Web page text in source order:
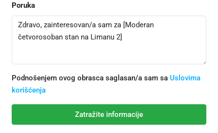
Poruka
Podnošenjem ovog obrasca saglasan/a sam sa Uslovima
korišćenja
Zatražite informacije